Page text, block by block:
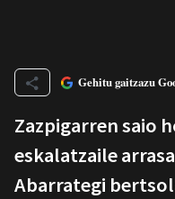
Gehitu gaitzazu
Zazpigarren saio
eskalatzaile
Abarrategi